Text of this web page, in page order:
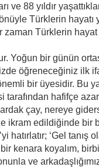
ve 88 yıldır
Türklerin hayatı
Türklerin hayat
Yoğun bir günün
öğreneceğiniz ilk
bir üyesidir. Bu
tarafından hafifçe
çay, nereye
ikram edildiğinde bir
hatırlatır; ‘Gel tanış
kenara koyalım,
ve